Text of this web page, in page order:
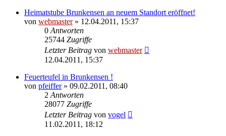
Heimatstube Brunkensen an neuem Standort eröffnet!
von webmaster» 12.04.2011, 15:37
0 Antworten
25744 Zugriffe
Letzter Beitrag von webmaster
12.04.2011, 15:37
Feuerteufel in Brunkensen !
von pfeiffer» 09.02.2011, 08:40
2 Antworten
28077 Zugriffe
Letzter Beitrag von vogel
11.02.2011, 18:12